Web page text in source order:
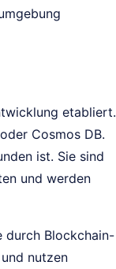
etabliert.
Cosmos DB.
ist. Sie sind
und werden
durch Blockchain-
nutzen